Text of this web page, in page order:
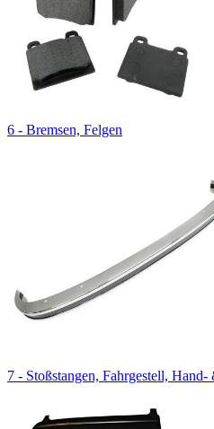
6 - Bremsen, Felgen
7 - Stoßstangen, Fahrgestell, Hand-